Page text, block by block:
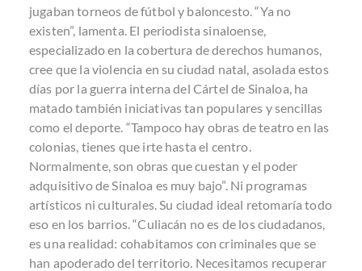
jugaban torneos de fútbol y baloncesto. “Ya no
existen”, lamenta. El periodista sinaloense,
especializado en la cobertura de derechos humanos,
cree que la violencia en su ciudad natal, asolada estos
días por la guerra interna del Cártel de Sinaloa, ha
matado también iniciativas tan populares y sencillas
como el deporte. “Tampoco hay obras de teatro en las
colonias, tienes que irte hasta el centro.
Normalmente, son obras que cuestan y el poder
adquisitivo de Sinaloa es muy bajo”. Ni programas
artísticos ni culturales. Su ciudad ideal retomaría todo
eso en los barrios. “Culiacán no es de los ciudadanos,
es una realidad: cohabitamos con criminales que se
han apoderado del territorio. Necesitamos recuperar